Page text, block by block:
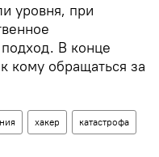
уровня, при
В конце
кому обращаться за
хакер катастрофа